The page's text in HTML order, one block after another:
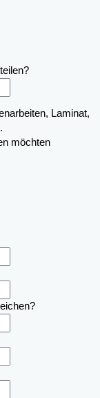
Laminat,
möchten